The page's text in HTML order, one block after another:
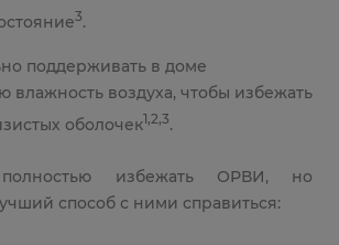
3.
поддерживать в доме
влажность воздуха, чтобы избежать
оболочек1,2,3.
избежать ОРВИ, но
способ с ними справиться: